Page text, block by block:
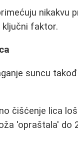
nikakvu
faktor.
suncu
čišćenje lica
'opraštala' do